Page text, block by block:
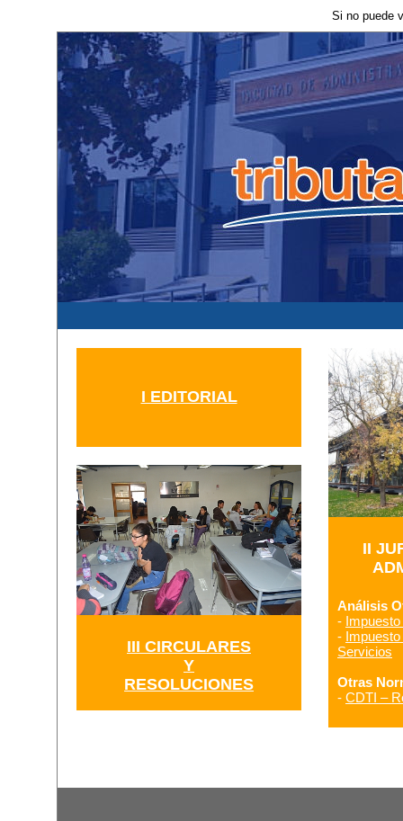
Si no puede
I EDITORIAL
III CIRCULARES
Y
RESOLUCIONES
II
Análisis
-
-
Servicios
Otras
- CDTI –